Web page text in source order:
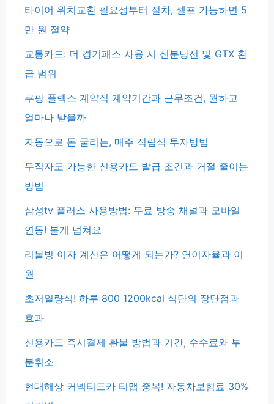
타이어 위치교환 필요성부터 절차, 셀프 가능하면 5
만 원 절약
교통카드: 더 경기패스 사용 시 신분당선 및 GTX 환
급 범위
쿠팡 플렉스 계약직 계약기간과 근무조건, 뭘하고
얼마나 받을까
자동으로 돈 굴리는, 매주 적립식 투자방법
무직자도 가능한 신용카드 발급 조건과 거절 줄이는
방법
삼성tv 플러스 사용방법: 무료 방송 채널과 모바일
연동! 볼게 넘쳐요
리볼빙 이자 계산은 어떻게 되는가? 연이자율과 이
월
초저열량식! 하루 800 1200kcal 식단의 장단점과
효과
신용카드 즉시결제 환불 방법과 기간, 수수료와 부
분취소
현대해상 커넥티드카 티맵 중복! 자동차보험료 30%